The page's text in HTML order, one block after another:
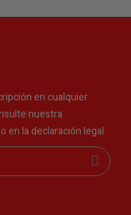
en cualquier
nuestra
en la declaración legal.